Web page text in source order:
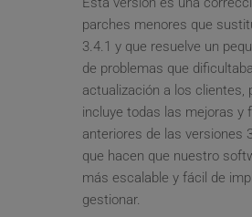
parches menores que
3.4.1 y que resuelve un
de problemas que
actualización a los clientes,
incluye todas las mejoras y
anteriores de las versiones
que hacen que nuestro
más escalable y fácil de
gestionar.